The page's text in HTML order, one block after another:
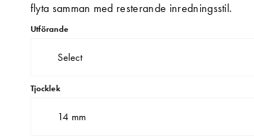
flyta samman med resterande inredningsstil.
Utförande
Select
Tjocklek
14 mm